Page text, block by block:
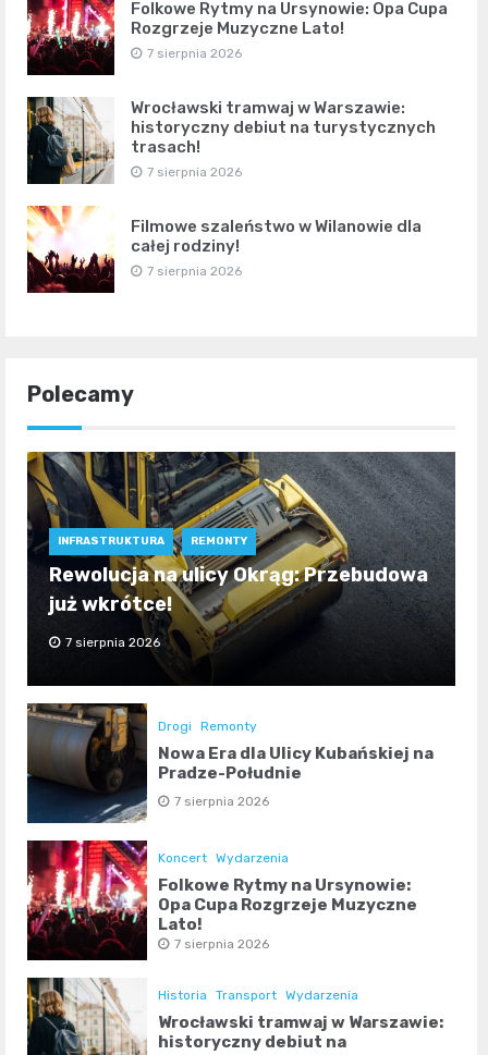
Folkowe Rytmy na Ursynowie: Opa Cupa
Rozgrzeje Muzyczne Lato!
7 sierpnia 2026
Wrocławski tramwaj w Warszawie:
historyczny debiut na turystycznych
trasach!
7 sierpnia 2026
Filmowe szaleństwo w Wilanowie dla
całej rodziny!
7 sierpnia 2026
Polecamy
INFRASTRUKTURA REMONTY
Rewolucja na ulicy Okrąg: Przebudowa
już wkrótce!
7 sierpnia 2026
Drogi Remonty
Nowa Era dla Ulicy Kubańskiej na
Pradze-Południe
7 sierpnia 2026
Koncert Wydarzenia
Folkowe Rytmy na Ursynowie:
Opa Cupa Rozgrzeje Muzyczne
Lato!
7 sierpnia 2026
Historia Transport Wydarzenia
Wrocławski tramwaj w Warszawie:
historyczny debiut na